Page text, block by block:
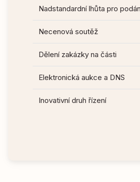
Nadstandardní lhůta pro
Necenová soutěž
Dělení zakázky na části
Elektronická aukce a DNS
Inovativní druh řízení